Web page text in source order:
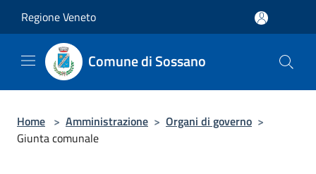
Regione Veneto
Comune di Sossano
Home > Amministrazione > Organi di governo >
Giunta comunale